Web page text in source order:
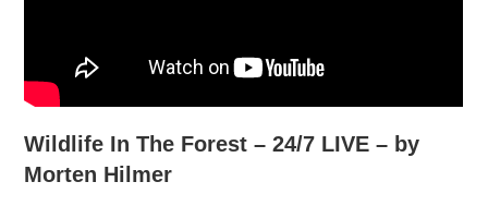
Wildlife In The Forest – 24/7 LIVE – by
Morten Hilmer